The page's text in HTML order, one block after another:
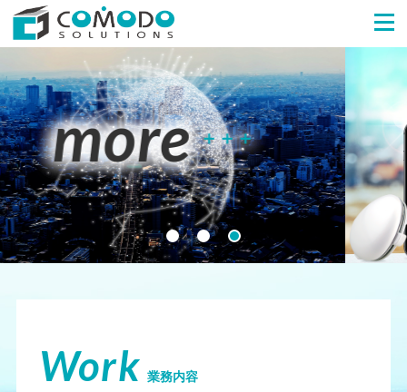
Work 業務内容